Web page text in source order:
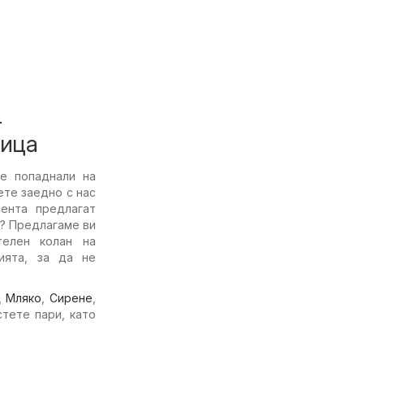
попаднали на
заедно с нас
предлагат
Предлагаме ви
колан на
за да не
,Мляко ,Сирене
пари, като